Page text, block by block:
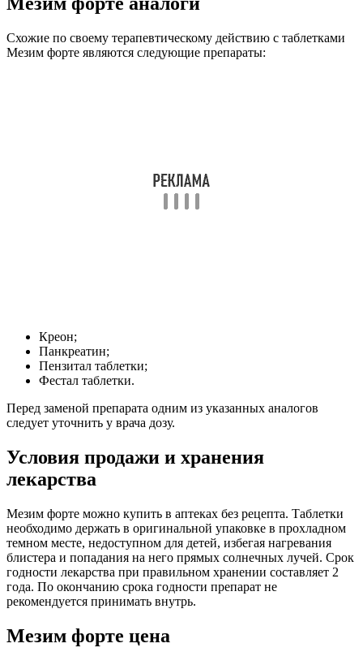
Схожие по своему терапевтическому действию с таблетками
Мезим форте являются следующие препараты:
Креон;
Панкреатин;
Пензитал таблетки;
Фестал таблетки.
Перед заменой препарата одним из указанных аналогов
следует уточнить у врача дозу.
Условия продажи и хранения
лекарства
Мезим форте можно купить в аптеках без рецепта. Таблетки
необходимо держать в оригинальной упаковке в прохладном
темном месте, недоступном для детей, избегая нагревания
блистера и попадания на него прямых солнечных лучей. Срок
годности лекарства при правильном хранении составляет 2
года. По окончанию срока годности препарат не
рекомендуется принимать внутрь.
Мезим форте цена